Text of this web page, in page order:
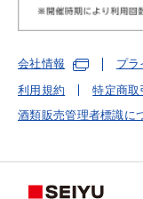
会社情報 プラ
利用規約
特定商取
酒類販売管理者標識に